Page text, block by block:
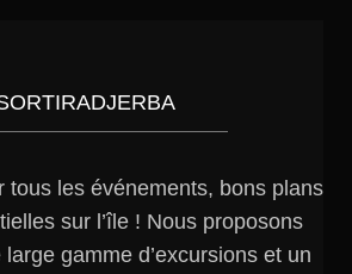
tous les événements, bons plans
sur l’île ! Nous proposons
gamme d’excursions et un